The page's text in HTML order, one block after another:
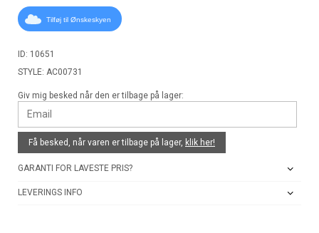
Tilføj til Ønskeskyen
ID: 10651
STYLE: AC00731
Giv mig besked når den er tilbage på lager:
Få besked, når varen er tilbage på lager, klik her!
GARANTI FOR LAVESTE PRIS?
LEVERINGS INFO